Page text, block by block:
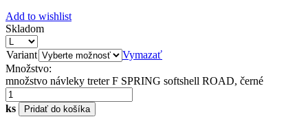
Add to wishlist
Skladom
Variant
Vymazať
Množstvo:
množstvo návleky treter F SPRING softshell ROAD, černé
ks Pridať do košíka